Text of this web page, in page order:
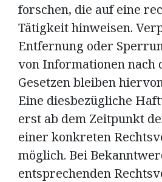
forschen, die auf eine
Tätigkeit hinweisen.
Entfernung oder
von Informationen nach
Gesetzen bleiben
Eine diesbezügliche
erst ab dem Zeitpunkt
einer konkreten
möglich. Bei
entsprechenden